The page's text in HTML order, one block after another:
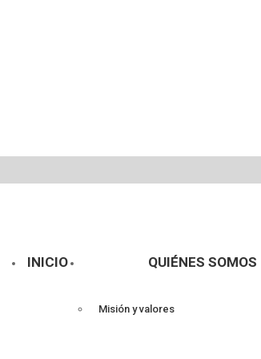
INICIO QUIÉNES SOMOS
Misión y valores